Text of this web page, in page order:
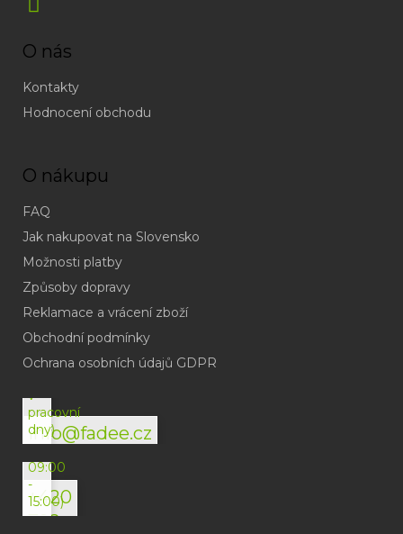
O nás
Kontakty
Hodnocení obchodu
O nákupu
FAQ
Jak nakupovat na Slovensko
Možnosti platby
Způsoby dopravy
Reklamace a vrácení zboží
Obchodní podmínky
Ochrana osobních údajů GDPR
info@fadee.cz
(odpověď
do
v
pracovní
dny)
+420
792
(Po-
09:00
-
15:00)